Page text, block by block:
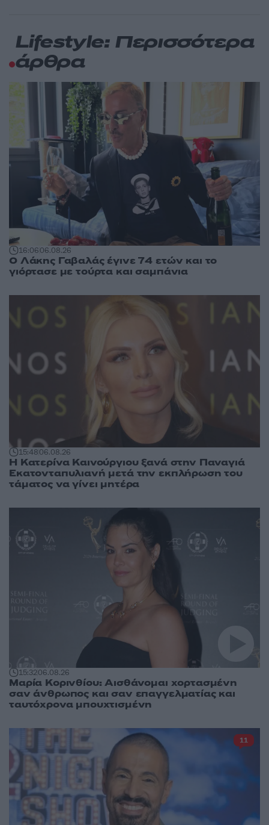
Lifestyle: Περισσότερα
άρθρα
16:0606.08.26
Ο Λάκης Γαβαλάς έγινε 74 ετών και το
γιόρτασε με τούρτα και σαμπάνια
15:4806.08.26
Η Κατερίνα Καινούργιου ξανά στην Παναγιά
Εκατονταπυλιανή μετά την εκπλήρωση του
τάματος να γίνει μητέρα
15:3206.08.26
Μαρία Κορινθίου: Αισθάνομαι χορτασμένη
σαν άνθρωπος και σαν επαγγελματίας και
ταυτόχρονα μπουχτισμένη
11